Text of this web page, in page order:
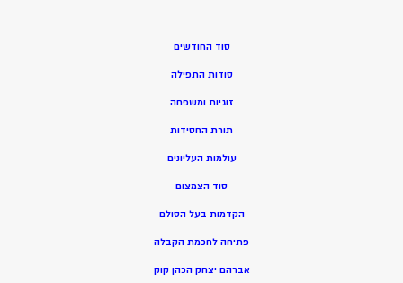
סוד החודשים
סודות התפילה
זוגיות ומשפחה
תורת החסידות
עולמות העליונים
סוד הצמצום
הקדמות בעל הסולם
פתיחה לחכמת הקבלה
אברהם יצחק הכהן קוק